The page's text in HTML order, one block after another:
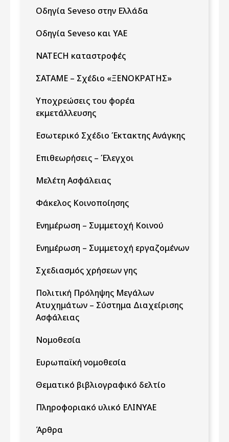
Οδηγία Seveso στην Ελλάδα
Οδηγία Seveso και ΥΑΕ
NATECH καταστροφές
ΣΑΤΑΜΕ – Σχέδιο «ΞΕΝΟΚΡΑΤΗΣ»
Υποχρεώσεις του φορέα
εκμετάλλευσης
Εσωτερικό Σχέδιο Έκτακτης Ανάγκης
Επιθεωρήσεις – Έλεγχοι
Μελέτη Ασφάλειας
Φάκελος Κοινοποίησης
Ενημέρωση – Συμμετοχή Κοινού
Ενημέρωση – Συμμετοχή εργαζομένων
Σχεδιασμός χρήσεων γης
Πολιτική Πρόληψης Μεγάλων
Ατυχημάτων – Σύστημα Διαχείρισης
Ασφάλειας
Νομοθεσία
Ευρωπαϊκή νομοθεσία
Θεματικό βιβλιογραφικό δελτίο
Πληροφοριακό υλικό ΕΛΙΝΥΑΕ
Άρθρα